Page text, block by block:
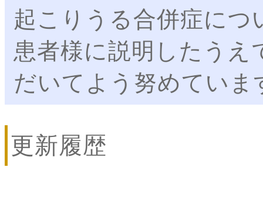
起こりうる合併症につ
患者様に説明したうえ
だいてよう努めていま
更新履歴